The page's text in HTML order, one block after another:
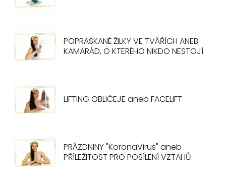
POPRASKANÉ ŽILKY VE TVÁŘÍCH ANEB
KAMARÁD, O KTERÉHO NIKDO NESTOJÍ
LIFTING OBLIČEJE aneb FACELIFT
PRÁZDNINY "KoronaVirus" aneb
PŘÍLEŽITOST PRO POSÍLENÍ VZTAHŮ